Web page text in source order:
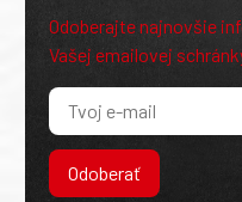
Odoberajte najnovšie
Vašej emailovej
Odoberať